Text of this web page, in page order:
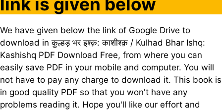
We have given below the link of Google Drive to
download in कुल्हड़ भर इश्क़: काशीश्क़ / Kulhad Bhar Ishq:
Kashishq PDF Download Free, from where you can
easily save PDF in your mobile and computer. You will
not have to pay any charge to download it. This book is
in good quality PDF so that you won't have any
problems reading it. Hope you'll like our effort and